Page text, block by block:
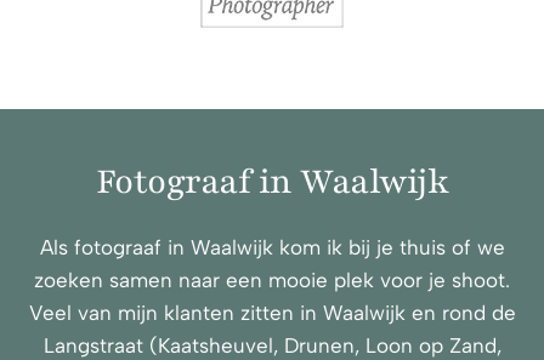
Fotograaf in Waalwijk
Als fotograaf in Waalwijk kom ik bij je thuis of we
zoeken samen naar een mooie plek voor je shoot.
Veel van mijn klanten zitten in Waalwijk en rond de
Langstraat (Kaatsheuvel, Drunen, Loon op Zand,